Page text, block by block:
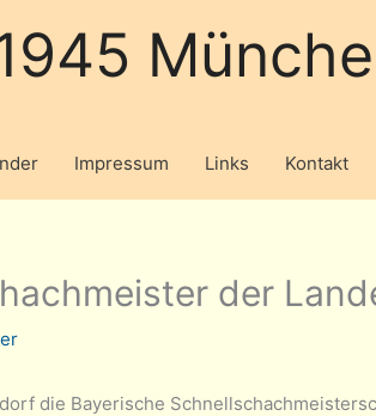
Impressum Links Kontakt
der
die Bayerische